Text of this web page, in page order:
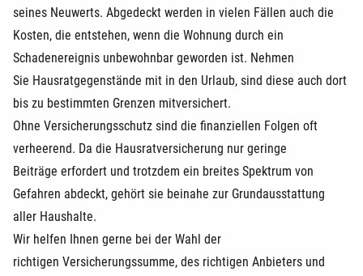
seines Neuwerts. Abgedeckt werden in vielen Fällen auch die
Kosten, die entstehen, wenn die Wohnung durch ein
Schadenereignis unbewohnbar geworden ist. Nehmen
Sie Hausratgegenstände mit in den Urlaub, sind diese auch dort
bis zu bestimmten Grenzen mitversichert.
Ohne Versicherungsschutz sind die finanziellen Folgen oft
verheerend. Da die Hausratversicherung nur geringe
Beiträge erfordert und trotzdem ein breites Spektrum von
Gefahren abdeckt, gehört sie beinahe zur Grundausstattung
aller Haushalte.
Wir helfen Ihnen gerne bei der Wahl der
richtigen Versicherungssumme, des richtigen Anbieters und